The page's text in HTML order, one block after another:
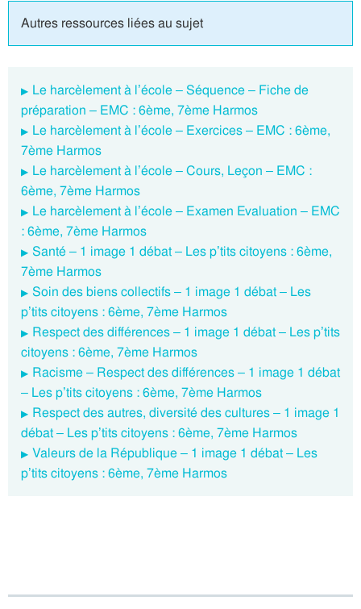
Autres ressources liées au sujet
Le harcèlement à l’école – Séquence – Fiche de
préparation – EMC : 6ème, 7ème Harmos
Le harcèlement à l’école – Exercices – EMC : 6ème,
7ème Harmos
Le harcèlement à l’école – Cours, Leçon – EMC :
6ème, 7ème Harmos
Le harcèlement à l’école – Examen Evaluation – EMC
: 6ème, 7ème Harmos
Santé – 1 image 1 débat – Les p’tits citoyens : 6ème,
7ème Harmos
Soin des biens collectifs – 1 image 1 débat – Les
p’tits citoyens : 6ème, 7ème Harmos
Respect des différences – 1 image 1 débat – Les p’tits
citoyens : 6ème, 7ème Harmos
Racisme – Respect des différences – 1 image 1 débat
– Les p’tits citoyens : 6ème, 7ème Harmos
Respect des autres, diversité des cultures – 1 image 1
débat – Les p’tits citoyens : 6ème, 7ème Harmos
Valeurs de la République – 1 image 1 débat – Les
p’tits citoyens : 6ème, 7ème Harmos